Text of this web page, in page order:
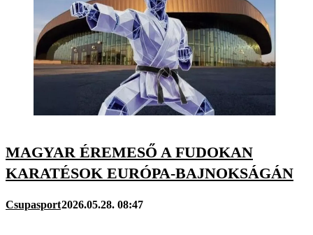
MAGYAR ÉREMESŐ A FUDOKAN
KARATÉSOK EURÓPA-BAJNOKSÁGÁN
Csupasport2026.05.28. 08:47